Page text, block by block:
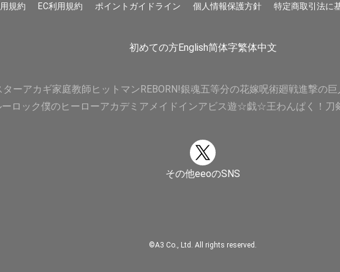
規約 EC利用規約 ポイントガイドライン 個人情報保護方針 特定商取引法に
初めての方English简体字繁体中文
ターアカギ家庭教師ヒットマンREBORN!銀魂五等分の花嫁呪術廻戦進撃の巨
ロック僕のヒーローアカデミア メイドインアビス遊☆戯☆王わんぱく！刀
その他eeoのSNS
©A3 Co., Ltd. All rights reserved.